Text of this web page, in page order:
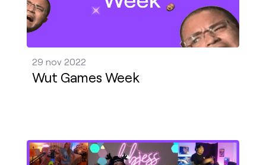
29 nov 2022
Wut Games Week
Ti presentiamo la Settimana di Guest Star: sei